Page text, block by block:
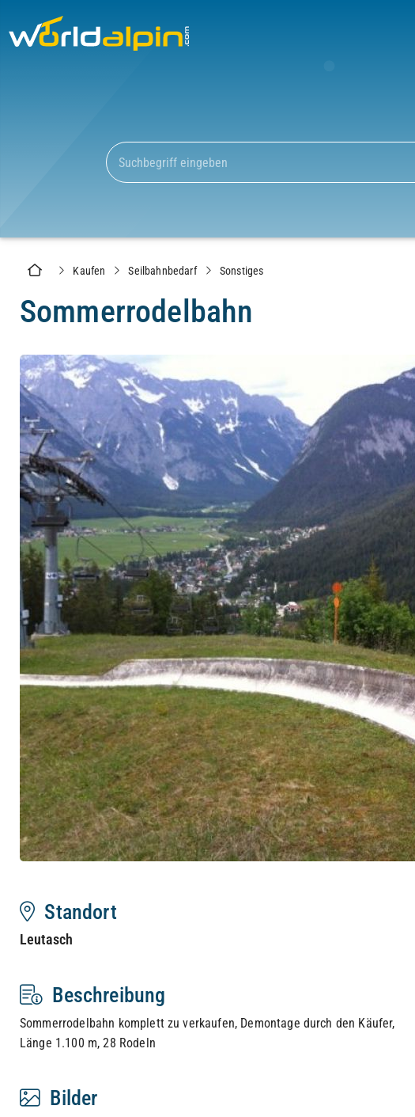
Kaufen Seilbahnbedarf Sonstiges
Sommerrodelbahn
Standort
Leutasch
Beschreibung
Sommerrodelbahn komplett zu verkaufen, Demontage durch den Käufer,
Länge 1.100 m, 28 Rodeln
Bilder